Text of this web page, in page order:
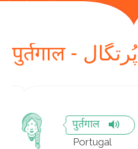
पुर्तगाल - پُرتگال
पुर्तगाल
Portugal